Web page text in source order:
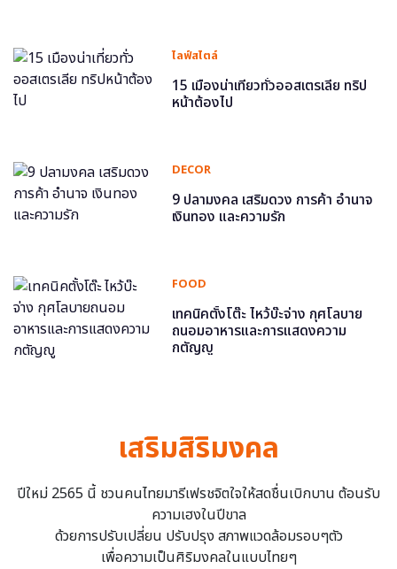
ไลฟ์สไตล์
15 เมืองน่าเที่ยวทั่วออสเตรเลีย ทริป
หน้าต้องไป
DECOR
9 ปลามงคล เสริมดวง การค้า อำนาจ
เงินทอง และความรัก
FOOD
เทคนิคตั้งโต๊ะ ไหว้บ๊ะจ่าง กุศโลบาย
ถนอมอาหารและการแสดงความ
กตัญญู
เสริมสิริมงคล
ปีใหม่ 2565 นี้ ชวนคนไทยมารีเฟรชจิตใจให้สดชื่นเบิกบาน ต้อนรับ
ความเฮงในปีขาล
ด้วยการปรับเปลี่ยน ปรับปรุง สภาพแวดล้อมรอบๆตัว
เพื่อความเป็นศิริมงคลในแบบไทยๆ